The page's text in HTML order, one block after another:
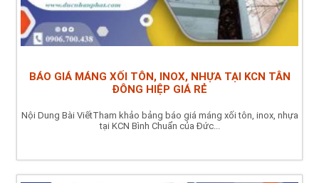
BÁO GIÁ MÁNG XỐI TÔN, INOX, NHỰA TẠI KCN TÂN
ĐÔNG HIỆP GIÁ RẺ
Nội Dung Bài ViếtTham khảo bảng báo giá máng xối tôn, inox, nhựa
tại KCN Bình Chuẩn của Đức...